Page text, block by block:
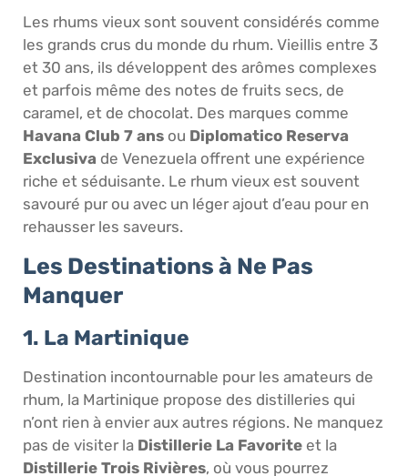
Les rhums vieux sont souvent considérés comme
les grands crus du monde du rhum. Vieillis entre 3
et 30 ans, ils développent des arômes complexes
et parfois même des notes de fruits secs, de
caramel, et de chocolat. Des marques comme
Havana Club 7 ans ou Diplomatico Reserva
Exclusiva de Venezuela offrent une expérience
riche et séduisante. Le rhum vieux est souvent
savouré pur ou avec un léger ajout d’eau pour en
rehausser les saveurs.
Les Destinations à Ne Pas
Manquer
1. La Martinique
Destination incontournable pour les amateurs de
rhum, la Martinique propose des distilleries qui
n’ont rien à envier aux autres régions. Ne manquez
pas de visiter la Distillerie La Favorite et la
Distillerie Trois Rivières, où vous pourrez